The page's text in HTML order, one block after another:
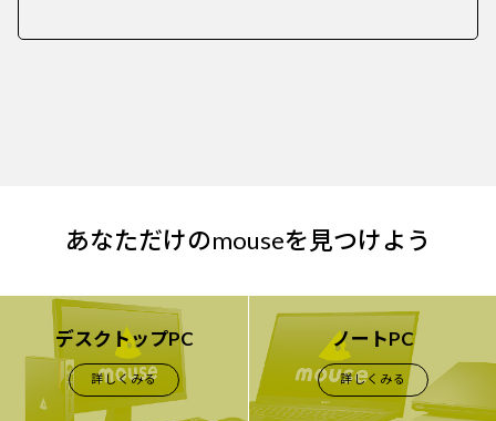
あなただけのmouseを見つけよう
デスクトップPC
詳しくみる
ノートPC
詳しくみる